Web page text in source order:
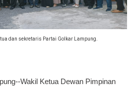
dan sekretaris Partai Golkar Lampung.
--Wakil Ketua Dewan Pimpinan